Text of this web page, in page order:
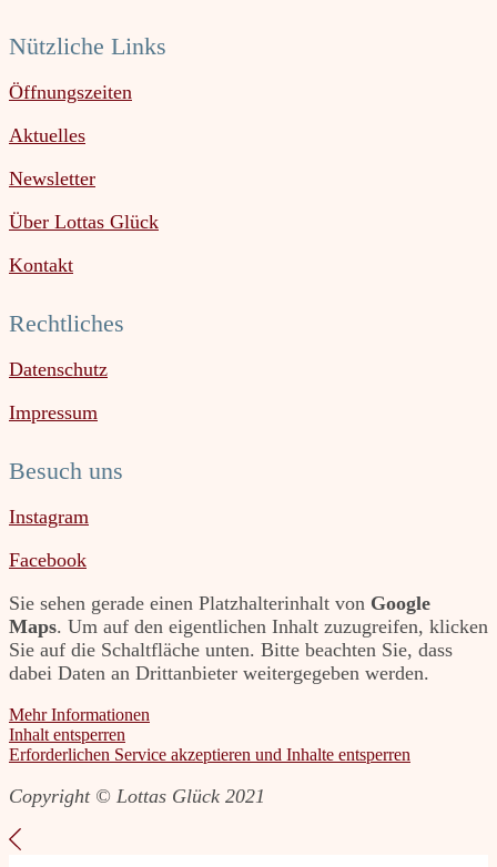
Nützliche Links
Öffnungszeiten
Aktuelles
Newsletter
Über Lottas Glück
Kontakt
Rechtliches
Datenschutz
Impressum
Besuch uns
Instagram
Facebook
Sie sehen gerade einen Platzhalterinhalt von Google
Maps. Um auf den eigentlichen Inhalt zuzugreifen, klicken
Sie auf die Schaltfläche unten. Bitte beachten Sie, dass
dabei Daten an Drittanbieter weitergegeben werden.
Mehr Informationen
Inhalt entsperren
Erforderlichen Service akzeptieren und Inhalte entsperren
Copyright © Lottas Glück 2021